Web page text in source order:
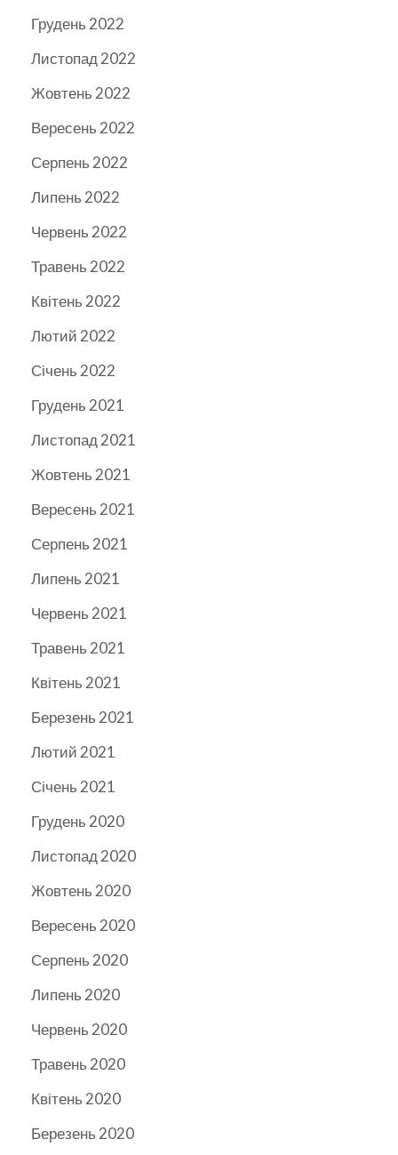
Грудень 2022
Листопад 2022
Жовтень 2022
Вересень 2022
Серпень 2022
Липень 2022
Червень 2022
Травень 2022
Квітень 2022
Лютий 2022
Січень 2022
Грудень 2021
Листопад 2021
Жовтень 2021
Вересень 2021
Серпень 2021
Липень 2021
Червень 2021
Травень 2021
Квітень 2021
Березень 2021
Лютий 2021
Січень 2021
Грудень 2020
Листопад 2020
Жовтень 2020
Вересень 2020
Серпень 2020
Липень 2020
Червень 2020
Травень 2020
Квітень 2020
Березень 2020